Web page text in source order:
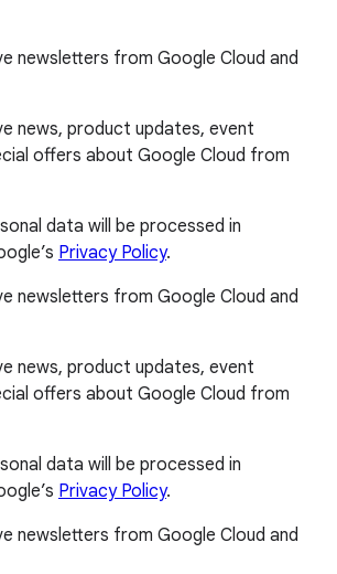
newsletters from Google Cloud and
news, product updates, event
offers about Google Cloud from
data will be processed in
Privacy Policy.
newsletters from Google Cloud and
news, product updates, event
offers about Google Cloud from
data will be processed in
Privacy Policy.
newsletters from Google Cloud and